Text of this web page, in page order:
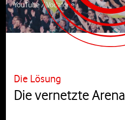
YouTube / Vodafone
Die Lösung
Die vernetzte Arena